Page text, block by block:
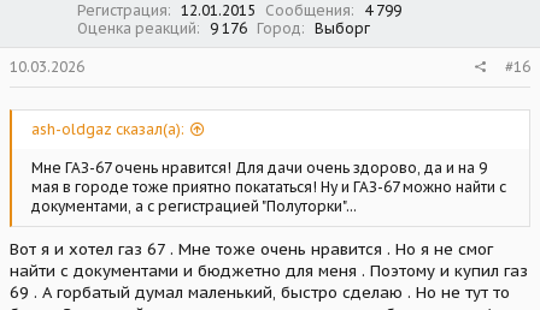
Регистрация 12.01.2015 Сообщения
4 799
Оценка реакций
9 176 Город Выборг
10.03.2026 #16
ash-oldgaz сказал(а):
Мне ГАЗ-67 очень нравится! Для дачи очень здорово, да и на 9
мая в городе тоже приятно покататься! Ну и ГАЗ-67 можно найти с
документами, а с регистрацией "Полуторки"...
Вот я и хотел газ 67 . Мне тоже очень нравится . Но я не смог
найти с документами и бюджетно для меня . Поэтому и купил газ
69 . А горбатый думал маленький, быстро сделаю . Но не тут то